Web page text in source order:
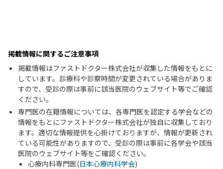
掲載情報に関するご注意事項
掲載情報はファストドクター株式会社が収集した情報をもとに
しています。診療科や診察時間が変更されている場合がありま
すので、受診の際は事前に該当医院のウェブサイト等でご確認
ください。
専門医の在籍情報については、各専門医を認定する学会などの
情報をもとにファストドクター株式会社が独自に収集しており
ます。適切な情報提供を心掛けておりますが、情報が更新され
ている可能性がありますので、受診の際は事前に各学会や該当
医院のウェブサイト等をご確認ください。
心療内科専門医(日本心療内科学会)